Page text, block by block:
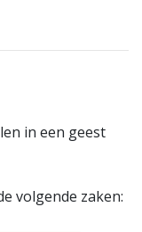
in een geest
volgende zaken: